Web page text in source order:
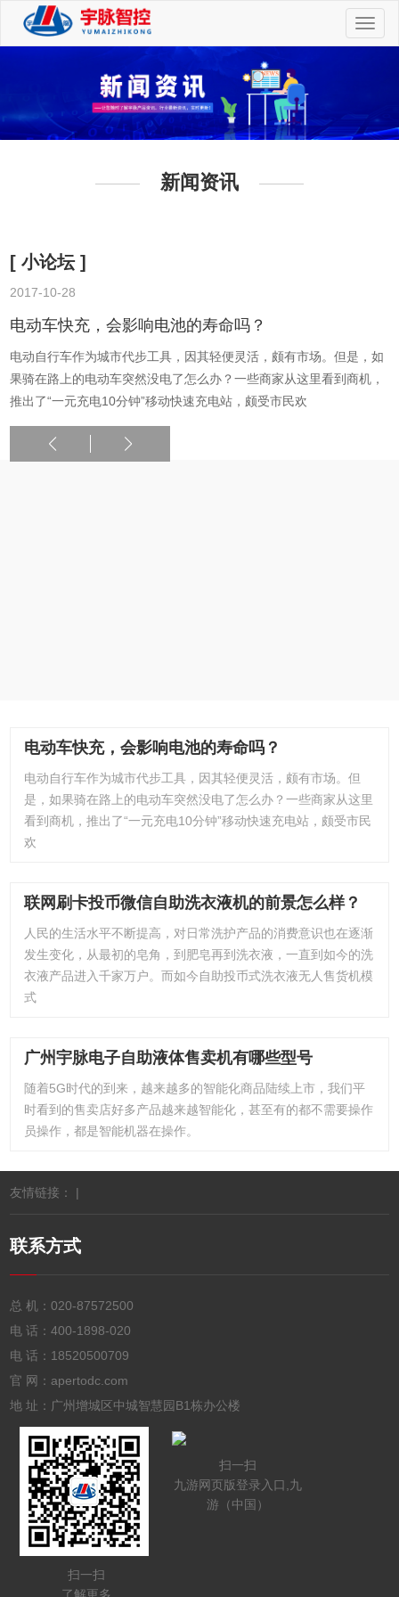
切
换
新闻资讯
[ 小论坛 ]
2017-10-28
电动车快充，会影响电池的寿命吗？
电动自行车作为城市代步工具，因其轻便灵活，颇有市场。但是，如
果骑在路上的电动车突然没电了怎么办？一些商家从这里看到商机，
推出了“一元充电10分钟”移动快速充电站，颇受市民欢
电动车快充，会影响电池的寿命吗？
电动自行车作为城市代步工具，因其轻便灵活，颇有市场。但
是，如果骑在路上的电动车突然没电了怎么办？一些商家从这里
看到商机，推出了“一元充电10分钟”移动快速充电站，颇受市民
欢
联网刷卡投币微信自助洗衣液机的前景怎么样？
人民的生活水平不断提高，对日常洗护产品的消费意识也在逐渐
发生变化，从最初的皂角，到肥皂再到洗衣液，一直到如今的洗
衣液产品进入千家万户。而如今自助投币式洗衣液无人售货机模
式
广州宇脉电子自助液体售卖机有哪些型号
随着5G时代的到来，越来越多的智能化商品陆续上市，我们平
时看到的售卖店好多产品越来越智能化，甚至有的都不需要操作
员操作，都是智能机器在操作。
友情链接： |
联系方式
总 机：020-87572500
电 话：400-1898-020
电 话： 18520500709
官 网：apertodc.com
地 址：广州增城区中城智慧园B1栋办公楼
扫一扫
扫一扫
九游网页版登录入口,九
游（中国）